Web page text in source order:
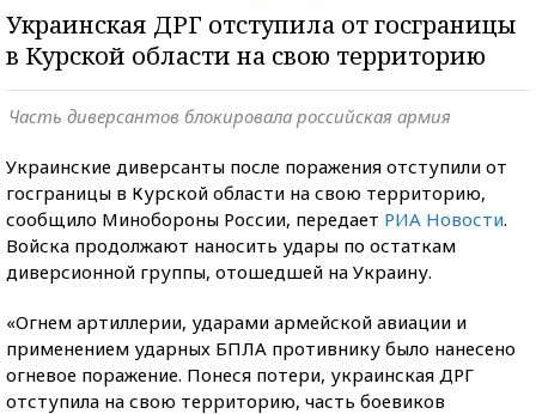
Украинская ДРГ отступила от госграницы
в Курской области на свою территорию
Часть диверсантов блокировала российская армия
Украинские диверсанты после поражения отступили от
госграницы в Курской области на свою территорию,
сообщило Минобороны России, передает РИА Новости.
Войска продолжают наносить удары по остаткам
диверсионной группы, отошедшей на Украину.
«Огнем артиллерии, ударами армейской авиации и
применением ударных БПЛА противнику было нанесено
огневое поражение. Понеся потери, украинская ДРГ
отступила на свою территорию, часть боевиков